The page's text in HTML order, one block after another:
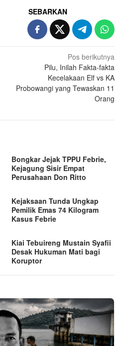
SEBARKAN
Pos berikutnya
Pilu, Inilah Fakta-fakta
Kecelakaan Elf vs KA
Probowangi yang Tewaskan 11
Orang
Bongkar Jejak TPPU Febrie,
Kejagung Sisir Empat
Perusahaan Don Ritto
Kejaksaan Tunda Ungkap
Pemilik Emas 74 Kilogram
Kasus Febrie
Kiai Tebuireng Mustain Syafii
Desak Hukuman Mati bagi
Koruptor